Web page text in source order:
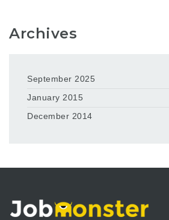
Archives
September 2025
January 2015
December 2014